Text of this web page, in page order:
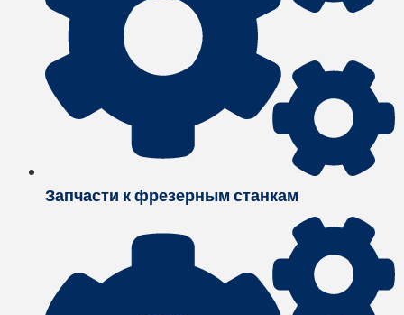
Запчасти к фрезерным станкам